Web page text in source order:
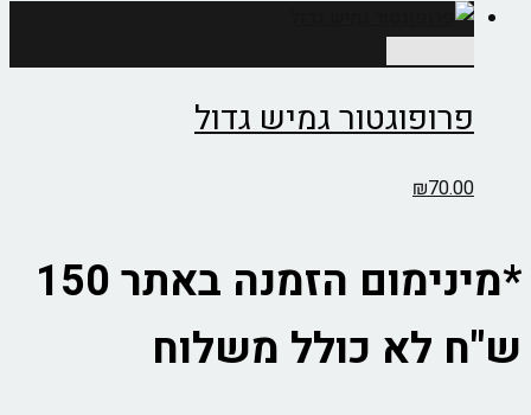
פרופוגטור גמיש גדול
₪70.00
*מינימום הזמנה באתר 150
ש"ח לא כולל משלוח